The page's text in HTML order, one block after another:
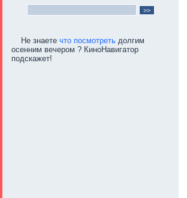
Не знаете что посмотреть долгим
осенним вечером ? КиноНавигатор
подскажет!